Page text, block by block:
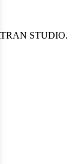
STUDIO.